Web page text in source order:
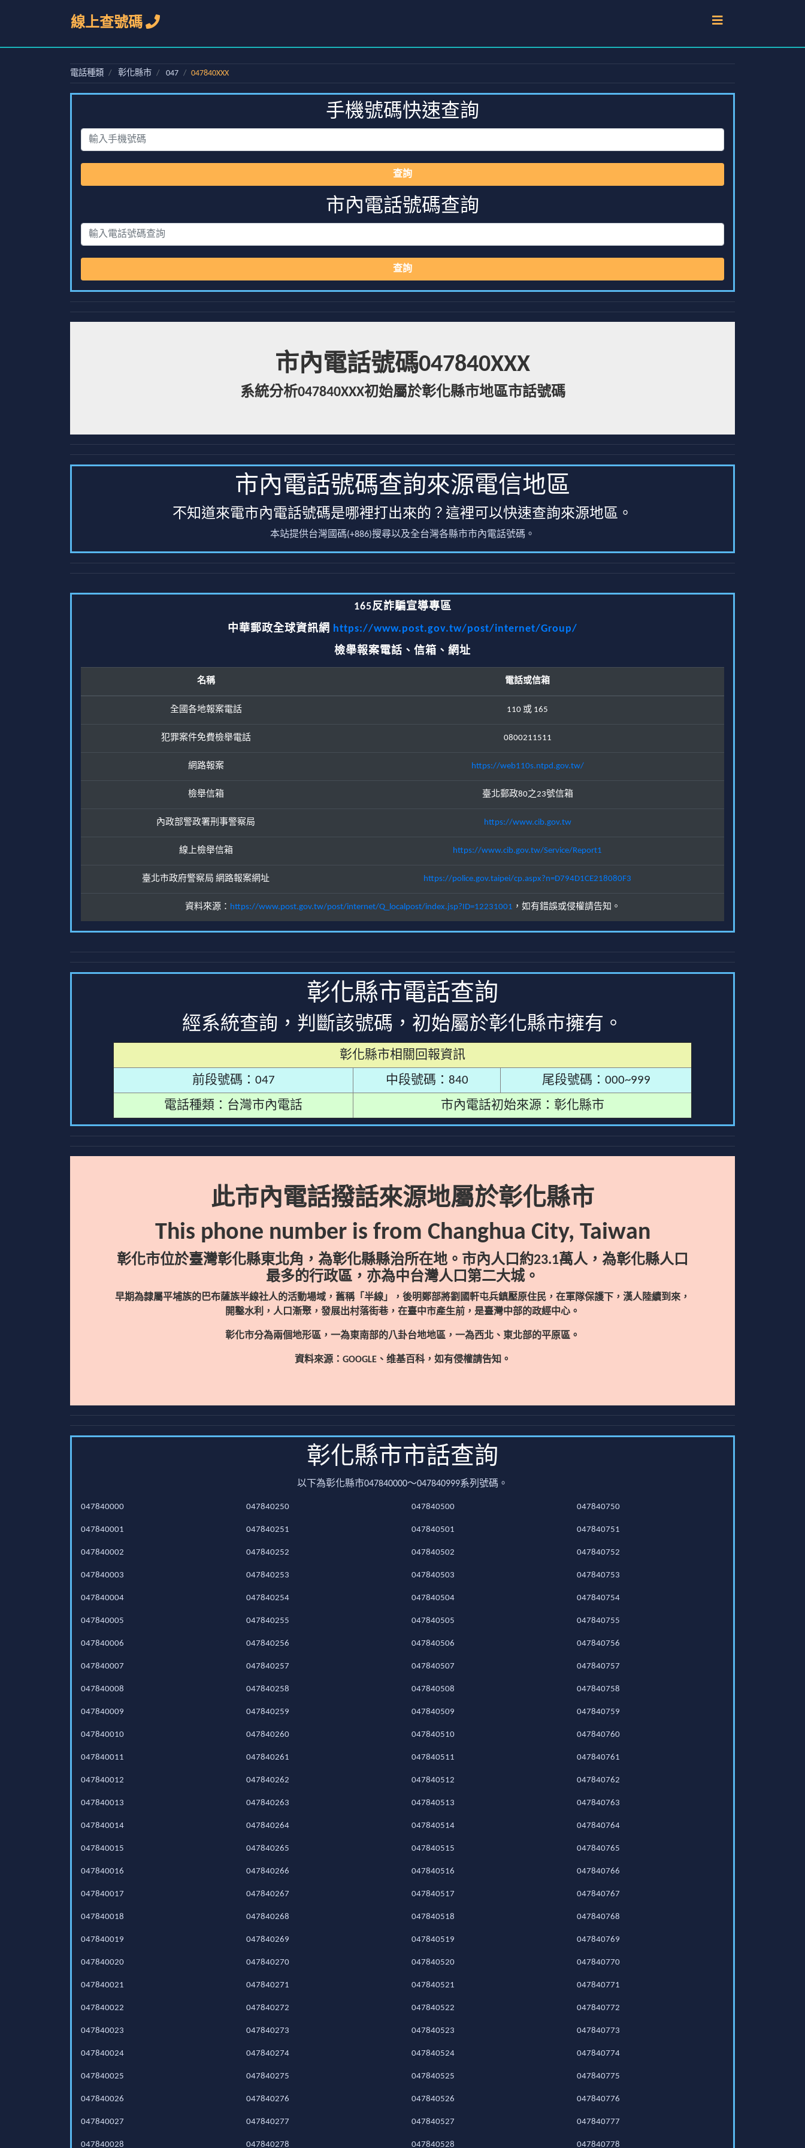
線上查號碼
電話種類 彰化縣市 047 047840XXX
手機號碼快速查詢
查詢
市內電話號碼查詢
查詢
市內電話號碼047840XXX
系統分析047840XXX初始屬於彰化縣市地區市話號碼
市內電話號碼查詢來源電信地區
不知道來電市內電話號碼是哪裡打出來的？這裡可以快速查詢來源地區。
本站提供台灣國碼(+886)搜尋以及全台灣各縣市市內電話號碼。
165反詐騙宣導專區
中華郵政全球資訊網 https://www.post.gov.tw/post/internet/Group/
檢舉報案電話、信箱、網址
名稱 電話或信箱
全國各地報案電話 110 或 165
犯罪案件免費檢舉電話 0800211511
網路報案 https://web110s.ntpd.gov.tw/
檢舉信箱 臺北郵政80之23號信箱
內政部警政署刑事警察局 https://www.cib.gov.tw
線上檢舉信箱 https://www.cib.gov.tw/Service/Report1
臺北市政府警察局 網路報案網址 https://police.gov.taipei/cp.aspx?n=D794D1CE218080F3
資料來源： https://www.post.gov.tw/post/internet/Q_localpost/index.jsp?ID=12231001 ，如有錯誤或侵權請告知。
彰化縣市電話查詢
經系統查詢，判斷該號碼，初始屬於彰化縣市擁有。
彰化縣市相關回報資訊
前段號碼：047
中段號碼：840
尾段號碼：000~999
電話種類：台灣市內電話
市內電話初始來源：彰化縣市
此市內電話撥話來源地屬於彰化縣市
This phone number is from Changhua City, Taiwan
彰化市位於臺灣彰化縣東北角，為彰化縣縣治所在地。市內人口約23.1萬人，為彰化縣人口
最多的行政區，亦為中台灣人口第二大城。
早期為隸屬平埔族的巴布薩族半線社人的活動場域，舊稱「半線」，後明鄭部將劉國軒屯兵鎮壓原住民，在軍隊保護下，漢人陸續到來，
開鑿水利，人口漸聚，發展出村落街巷，在臺中市產生前，是臺灣中部的政經中心。
彰化市分為兩個地形區，一為東南部的八卦台地地區，一為西北、東北部的平原區。
資料來源：GOOGLE、维基百科，如有侵權請告知。
彰化縣市市話查詢
以下為彰化縣市047840000～047840999系列號碼。
047840000
047840001
047840002
047840003
047840004
047840005
047840006
047840007
047840008
047840009
047840010
047840011
047840012
047840013
047840014
047840015
047840016
047840017
047840018
047840019
047840020
047840021
047840022
047840023
047840024
047840025
047840026
047840027
047840028
047840250
047840251
047840252
047840253
047840254
047840255
047840256
047840257
047840258
047840259
047840260
047840261
047840262
047840263
047840264
047840265
047840266
047840267
047840268
047840269
047840270
047840271
047840272
047840273
047840274
047840275
047840276
047840277
047840278
047840500
047840501
047840502
047840503
047840504
047840505
047840506
047840507
047840508
047840509
047840510
047840511
047840512
047840513
047840514
047840515
047840516
047840517
047840518
047840519
047840520
047840521
047840522
047840523
047840524
047840525
047840526
047840527
047840528
047840750
047840751
047840752
047840753
047840754
047840755
047840756
047840757
047840758
047840759
047840760
047840761
047840762
047840763
047840764
047840765
047840766
047840767
047840768
047840769
047840770
047840771
047840772
047840773
047840774
047840775
047840776
047840777
047840778